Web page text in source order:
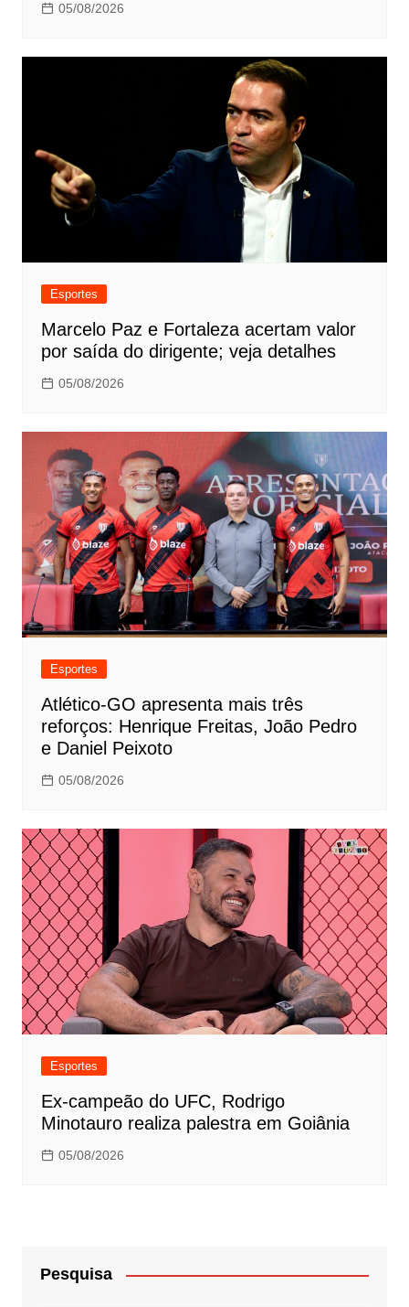
05/08/2026
Esportes
Marcelo Paz e Fortaleza acertam valor
por saída do dirigente; veja detalhes
05/08/2026
Esportes
Atlético-GO apresenta mais três
reforços: Henrique Freitas, João Pedro
e Daniel Peixoto
05/08/2026
Esportes
Ex-campeão do UFC, Rodrigo
Minotauro realiza palestra em Goiânia
05/08/2026
Pesquisa